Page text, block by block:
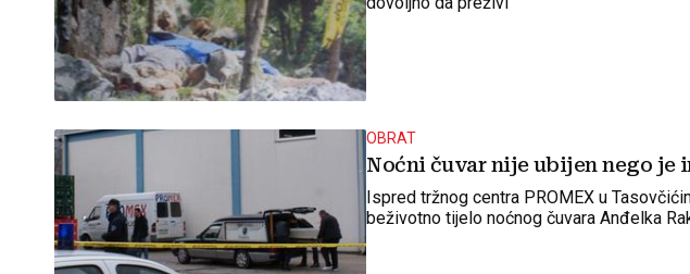
OBRAT
Noćni čuvar nije ubijen nego je
Ispred tržnog centra PROMEX u
beživotno tijelo noćnog čuvara Anđelka